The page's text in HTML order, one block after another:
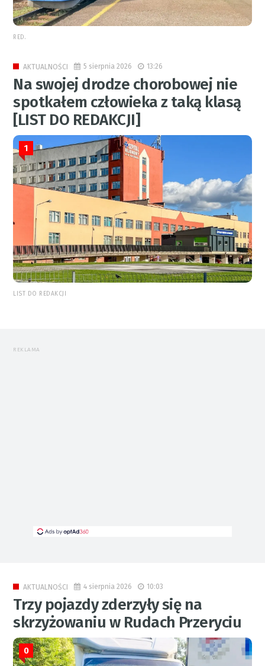
RED.
AKTUALNOŚCI 5 sierpnia 2026 13:26
Na swojej drodze chorobowej nie
spotkałem człowieka z taką klasą
[LIST DO REDAKCJI]
1
LIST DO REDAKCJI
REKLAMA
AKTUALNOŚCI 4 sierpnia 2026 10:03
Trzy pojazdy zderzyły się na
skrzyżowaniu w Rudach Przeryciu
0